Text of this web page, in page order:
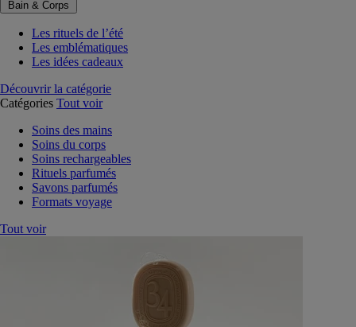
Bain & Corps
Les rituels de l’été
Les emblématiques
Les idées cadeaux
Découvrir la catégorie
Catégories Tout voir
Soins des mains
Soins du corps
Soins rechargeables
Rituels parfumés
Savons parfumés
Formats voyage
Tout voir